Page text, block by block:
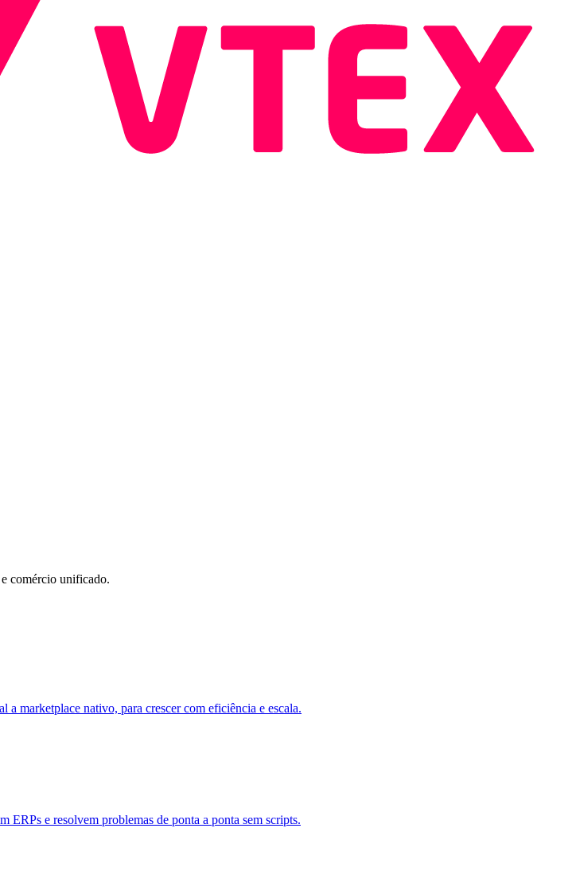
comércio unificado.
marketplace nativo, para crescer com eficiência e escala.
ERPs e resolvem problemas de ponta a ponta sem scripts.